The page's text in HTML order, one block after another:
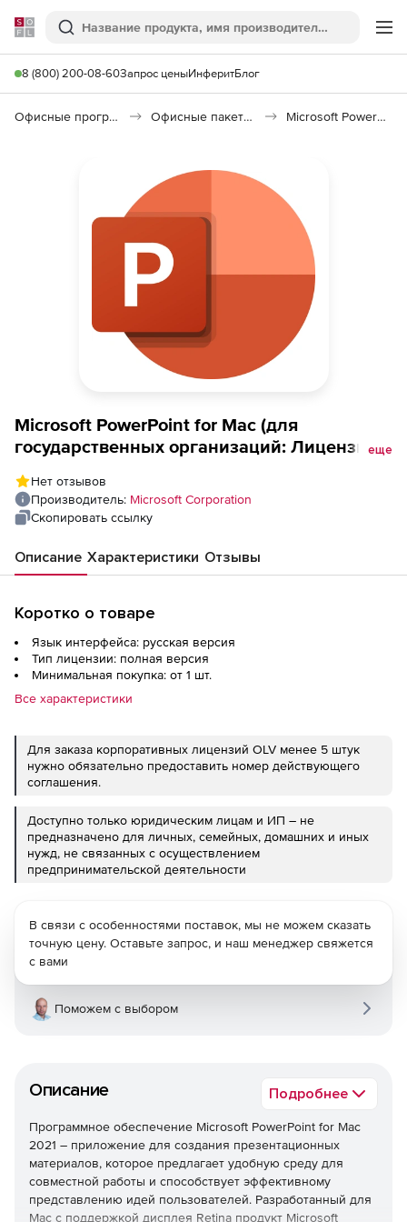
Softline
Поиск
8 (800) 200-08-60Запрос ценыИнферитБлог
Офисные программы Офисные пакеты Microsoft Office Microsoft PowerPoint for Mac 2021
Microsoft PowerPoint for Mac (для
государственных организаций: Лицензия
LicSAPk), English Level A
еще
Нет отзывов
Производитель: Microsoft Corporation
Скопировать ссылку
Описание Характеристики Отзывы
Коротко о товаре
Язык интерфейса: русская версия
Тип лицензии: полная версия
Минимальная покупка: от 1 шт.
Все характеристики
Для заказа корпоративных лицензий OLV менее 5 штук
нужно обязательно предоставить номер действующего
соглашения.
Доступно только юридическим лицам и ИП – не
предназначено для личных, семейных, домашних и иных
нужд, не связанных с осуществлением
предпринимательской деятельности
Описание Подробнее
Программное обеспечение Microsoft PowerPoint for Mac
2021 – приложение для создания презентационных
материалов, которое предлагает удобную среду для
совместной работы и способствует эффективному
представлению идей пользователей. Разработанный для
Mac с поддержкой дисплея Retina продукт Microsoft
В связи с особенностями поставок, мы не можем сказать
точную цену. Оставьте запрос, и наш менеджер свяжется
с вами
Поможем с выбором